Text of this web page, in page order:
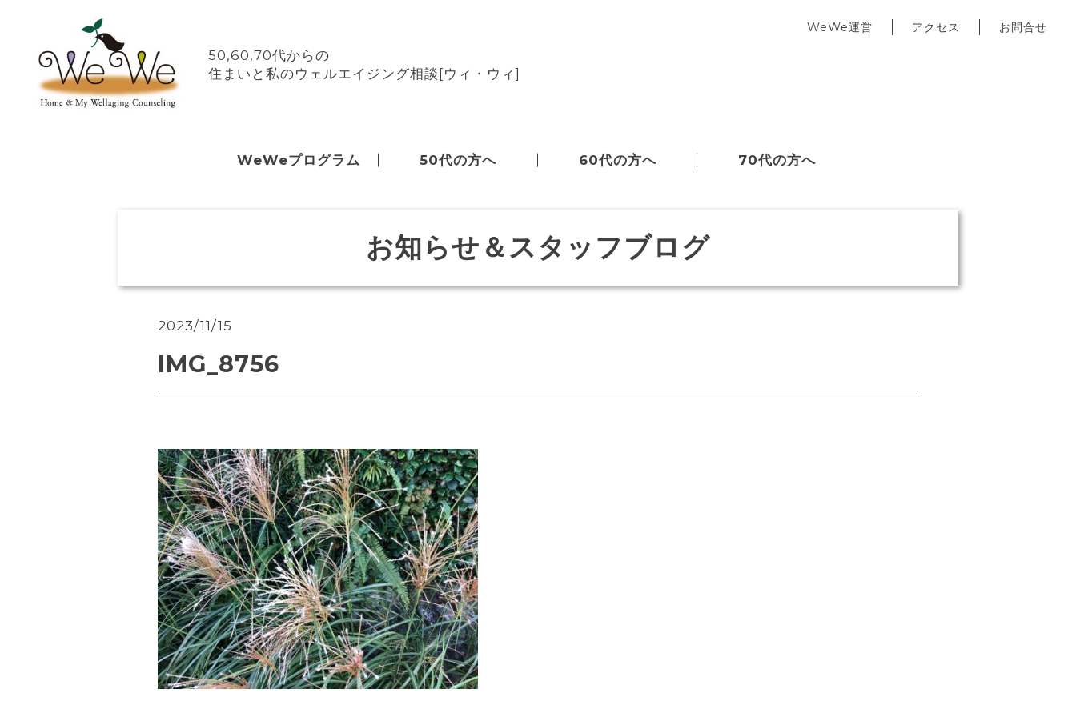
50,60,70代からの
住まいと私のウェルエイジング相談[ウィ・ウィ]
WeWeプログラム 50代の方へ 60代の方へ 70代の方へ
WeWe運営 アクセス お問合せ
お知らせ＆スタッフブログ
2023/11/15
IMG_8756